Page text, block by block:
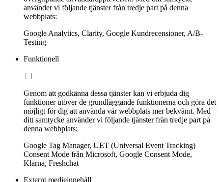
använder vi följande tjänster från tredje part på denna
webbplats:
Google Analytics, Clarity, Google Kundrecensioner, A/B-
Testing
Funktionell
Genom att godkänna dessa tjänster kan vi erbjuda dig
funktioner utöver de grundläggande funktionerna och göra det
möjligt för dig att använda vår webbplats mer bekvämt. Med
ditt samtycke använder vi följande tjänster från tredje part på
denna webbplats:
Google Tag Manager, UET (Universal Event Tracking)
Consent Mode från Microsoft, Google Consent Mode,
Klarna, Freshchat
Externt medieinnehåll